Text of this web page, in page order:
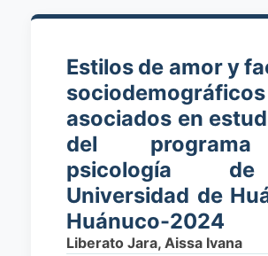
Estilos de amor y
sociodemográficos
asociados en
del
psicología
Universidad de
Huánuco-2024
Liberato Jara, Aissa Ivana